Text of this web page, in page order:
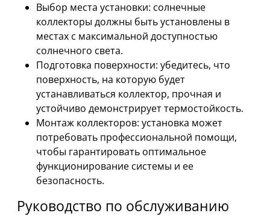
Выбор места установки: солнечные
коллекторы должны быть установлены в
местах с максимальной доступностью
солнечного света.
Подготовка поверхности: убедитесь, что
поверхность, на которую будет
устанавливаться коллектор, прочная и
устойчиво демонстрирует термостойкость.
Монтаж коллекторов: установка может
потребовать профессиональной помощи,
чтобы гарантировать оптимальное
функционирование системы и ее
безопасность.
Руководство по обслуживанию